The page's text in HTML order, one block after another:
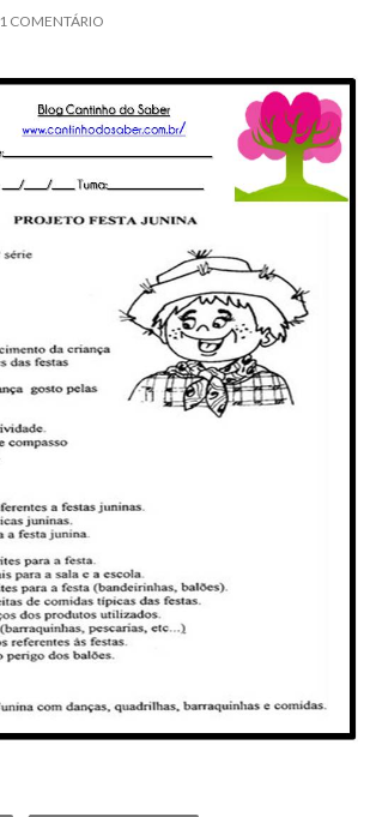
1 COMENTÁRIO